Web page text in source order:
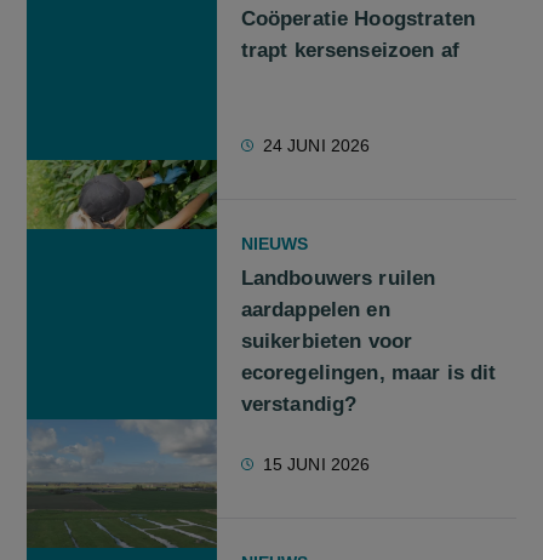
Coöperatie Hoogstraten
trapt kersenseizoen af
24 JUNI 2026
NIEUWS
Landbouwers ruilen
aardappelen en
suikerbieten voor
ecoregelingen, maar is dit
verstandig?
15 JUNI 2026